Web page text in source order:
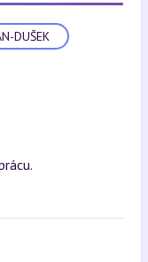
DUŠEK